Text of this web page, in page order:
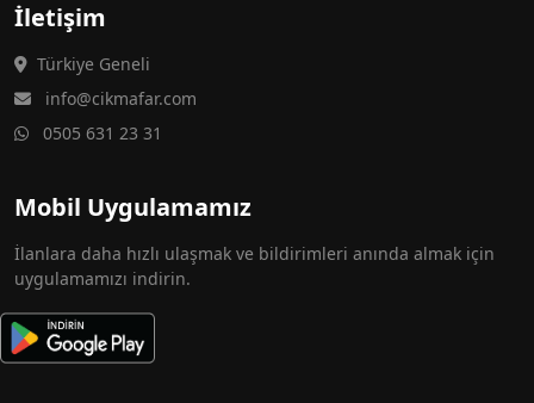
İletişim
Türkiye Geneli
info@cikmafar.com
0505 631 23 31
Mobil Uygulamamız
İlanlara daha hızlı ulaşmak ve bildirimleri anında almak için
uygulamamızı indirin.